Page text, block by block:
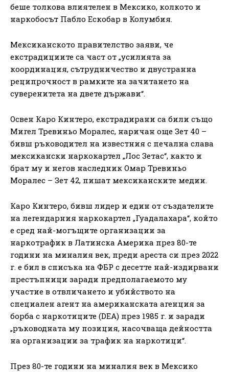
беше толкова влиятелен в Мексико, колкото и
наркобосът Пабло Ескобар в Колумбия.
Мексиканското правителство заяви, че
екстрадициите са част от „усилията за
координация, сътрудничество и двустранна
реципрочност в рамките на зачитането на
суверенитета на двете държави“.
Освен Каро Кинтеро, екстрадирани са били също
Мигел Тревиньо Моралес, наричан още Зет 40 –
бивш ръководител на известния с печална слава
мексикански наркокартел „Лос Зетас“, както и
брат му и негов наследник Омар Тревиньо
Моралес – Зет 42, пишат мексиканските медии.
Каро Кинтеро, бивш лидер и един от създателите
на легендарния наркокартел „Гуадалахара“, който
е сред най-могъщите организации за
наркотрафик в Латинска Америка през 80-те
години на миналия век, преди ареста си през 2022
г. е бил в списъка на ФБР с десетте най-издирвани
престъпници заради предполагаемото му
участие в отвличането и убийството на
специален агент на американската агенция за
борба с наркотиците (DEA) през 1985 г. и заради
„ръководната му позиция, насочваща дейността
на организации за трафик на наркотици“.
През 80-те години на миналия век в Мексико